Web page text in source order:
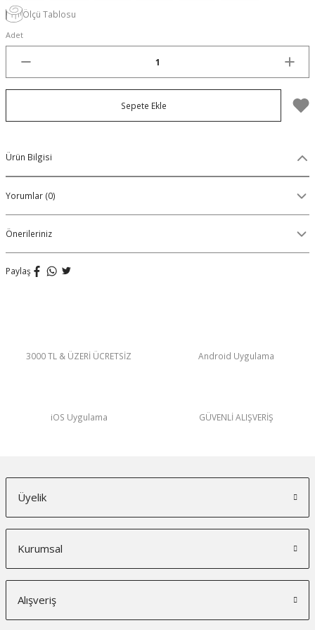
Seamless (Dikişsiz) Boxer
Ölçü Tablosu
Adet
Sepete Ekle
Ürün Bilgisi
Yorumlar (0)
Önerileriniz
Paylaş
3000 TL & ÜZERİ ÜCRETSİZ Android Uygulama
iOS Uygulama GÜVENLİ ALIŞVERİŞ
Üyelik
Kurumsal
Alışveriş